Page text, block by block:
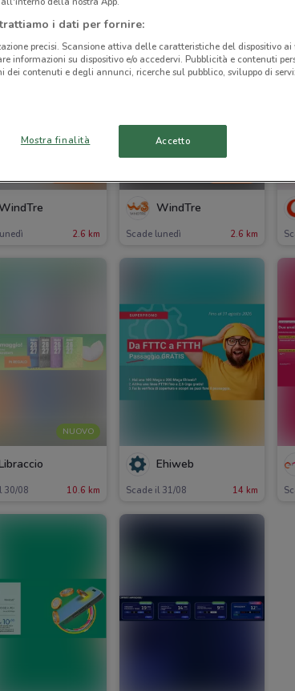
2.6 km
WindTre
Scade lunedì 2.6 km
NUOVO
30/08 10.6 km
Ehiweb
Scade il 31/08 14 km
i dati per fornire:
precisi. Scansione attiva delle caratteristiche del dispositivo ai
informazioni su dispositivo e/o accedervi. Pubblicità e contenuti
dei contenuti e degli annunci, ricerche sul pubblico, sviluppo di
Mostra finalità Accetto